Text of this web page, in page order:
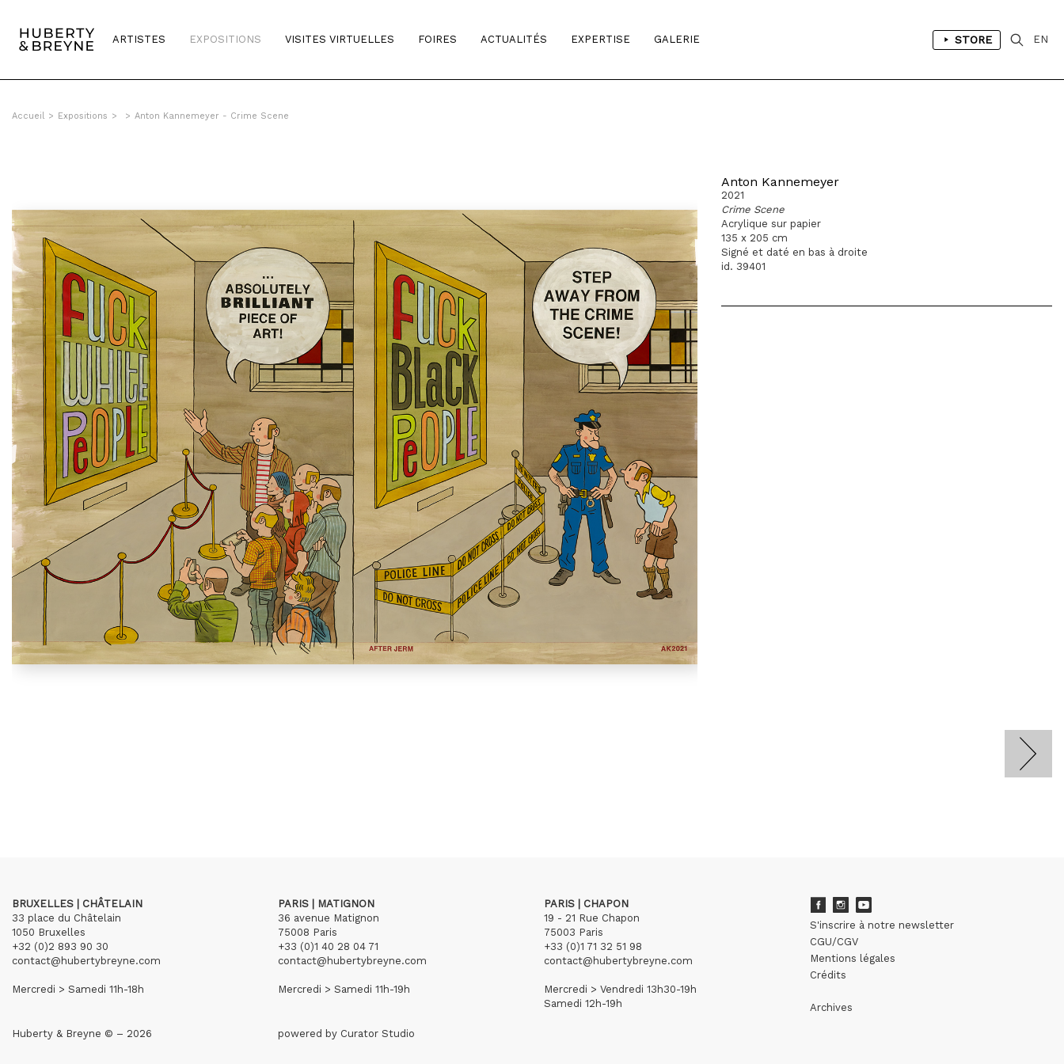
ARTISTES EXPOSITIONS VISITES VIRTUELLES FOIRES ACTUALITÉS EXPERTISE GALERIE STORE EN
Accueil > Expositions > > Anton Kannemeyer - Crime Scene
Anton Kannemeyer
2021
Crime Scene
Acrylique sur papier
135 x 205 cm
Signé et daté en bas à droite
id. 39401
BRUXELLES | CHÂTELAIN
33 place du Châtelain
1050 Bruxelles
+32 (0)2 893 90 30
contact@hubertybreyne.com
Mercredi > Samedi 11h-18h
PARIS | MATIGNON
36 avenue Matignon
75008 Paris
+33 (0)1 40 28 04 71
contact@hubertybreyne.com
Mercredi > Samedi 11h-19h
PARIS | CHAPON
19 - 21 Rue Chapon
75003 Paris
+33 (0)1 71 32 51 98
contact@hubertybreyne.com
Mercredi > Vendredi 13h30-19h
Samedi 12h-19h
S'inscrire à notre newsletter
CGU/CGV
Mentions légales
Crédits
Archives
Huberty & Breyne © – 2026 powered by Curator Studio